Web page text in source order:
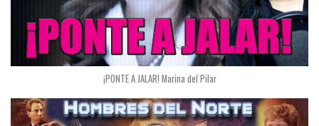
¡PONTE A JALAR! Marina del Pilar